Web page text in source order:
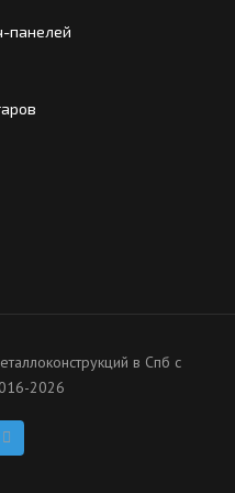
панелей
в Спб с
2026